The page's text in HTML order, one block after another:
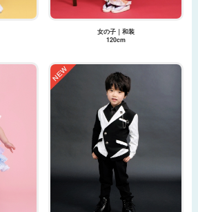
女の子｜和装
120cm